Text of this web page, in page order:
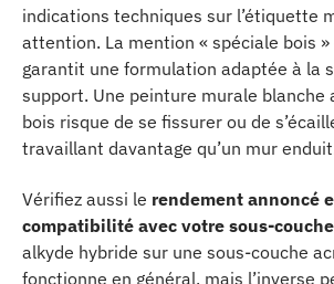
indications techniques sur l’étiquette
attention. La mention « spéciale bois »
garantit une formulation adaptée à la
support. Une peinture murale blanche
bois risque de se fissurer ou de
travaillant davantage qu’un mur
Vérifiez aussi le rendement annoncé
compatibilité avec votre sous-couche
alkyde hybride sur une sous-couche
fonctionne en général, mais l’inverse